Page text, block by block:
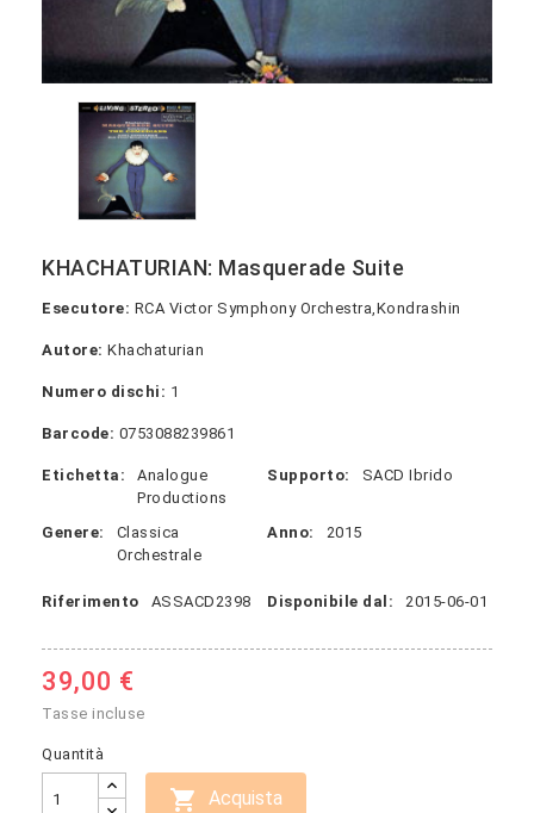
KHACHATURIAN: Masquerade Suite
Esecutore: RCA Victor Symphony Orchestra,Kondrashin
Autore: Khachaturian
Numero dischi: 1
Barcode: 0753088239861
Etichetta:
Analogue
Productions
Supporto: SACD Ibrido
Genere:
Classica
Orchestrale
Anno: 2015
Riferimento ASSACD2398 Disponibile dal: 2015-06-01
39,00 €
Tasse incluse
Quantità
 Acquista